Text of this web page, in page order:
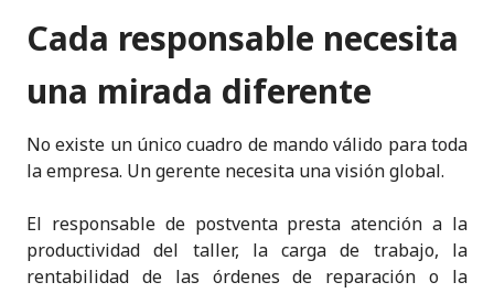
Cada responsable necesita
una mirada diferente
No existe un único cuadro de mando válido para toda
la empresa. Un gerente necesita una visión global.
El responsable de postventa presta atención a la
productividad del taller, la carga de trabajo, la
rentabilidad de las órdenes de reparación o la